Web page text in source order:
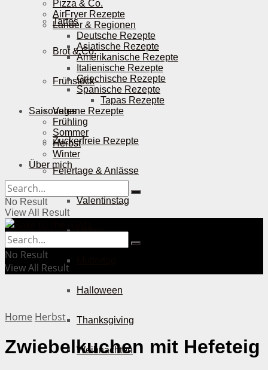
Tartes
Brot & Co.
Frühstück
Vegane Rezepte
Zuckerfreie Rezepte
Feiertage & Anlässe
Valentinstag
Ostern
Halloween
Thanksgiving
Weihnachten
Pizza & Co.
AirFryer Rezepte
Länder & Regionen
Deutsche Rezepte
Asiatische Rezepte
Amerikanische Rezepte
Italienische Rezepte
Griechische Rezepte
Spanische Rezepte
Tapas Rezepte
Saisonales
Frühling
Sommer
Herbst
Winter
Über mich
No Result
View All Result
No Result
View All Result
Home Herbst
Zwiebelkuchen mit Hefeteig